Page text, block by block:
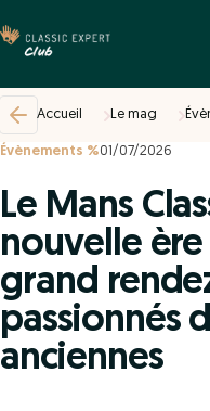
Accueil Le mag
Évènements %01/07/2026
Le Mans
nouvelle
grand
passionnés
anciennes